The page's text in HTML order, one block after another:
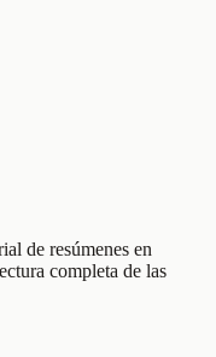
de resúmenes en
completa de las